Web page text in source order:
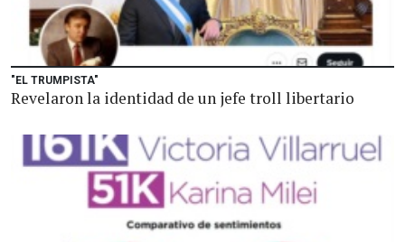
"EL TRUMPISTA"
Revelaron la identidad de un jefe troll libertario